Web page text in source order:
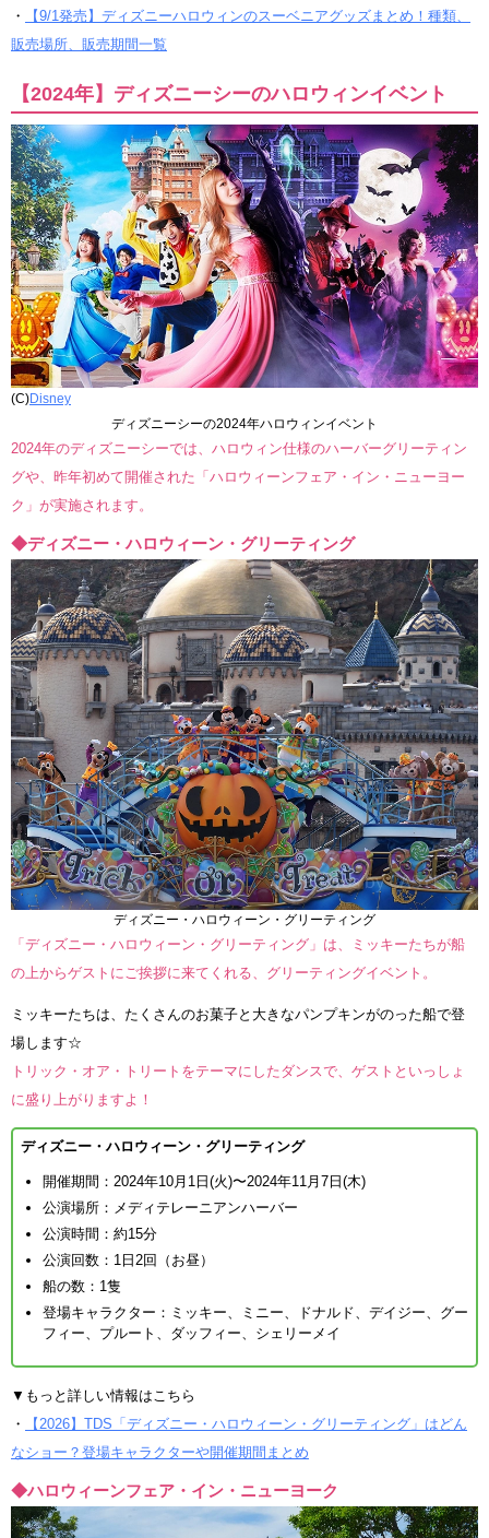
・
【9/1発売】ディズニーハロウィンのスーベニアグッズまとめ！種類、
販売場所、販売期間一覧
【2024年】ディズニーシーのハロウィンイベント
(C)Disney
ディズニーシーの2024年ハロウィンイベント
2024年のディズニーシーでは、ハロウィン仕様のハーバーグリーティン
グや、昨年初めて開催された「ハロウィーンフェア・イン・ニューヨー
ク」が実施されます。
◆ディズニー・ハロウィーン・グリーティング
ディズニー・ハロウィーン・グリーティング
「ディズニー・ハロウィーン・グリーティング」は、ミッキーたちが船
の上からゲストにご挨拶に来てくれる、グリーティングイベント。
ミッキーたちは、たくさんのお菓子と大きなパンプキンがのった船で登
場します☆
トリック・オア・トリートをテーマにしたダンスで、ゲストといっしょ
に盛り上がりますよ！
ディズニー・ハロウィーン・グリーティング
開催期間：2024年10月1日(火)〜2024年11月7日(木)
公演場所：メディテレーニアンハーバー
公演時間：約15分
公演回数：1日2回（お昼）
船の数：1隻
登場キャラクター：ミッキー、ミニー、ドナルド、デイジー、グー
フィー、プルート、ダッフィー、シェリーメイ
▼もっと詳しい情報はこちら
・
【2026】TDS「ディズニー・ハロウィーン・グリーティング」はどん
なショー？登場キャラクターや開催期間まとめ
◆ハロウィーンフェア・イン・ニューヨーク